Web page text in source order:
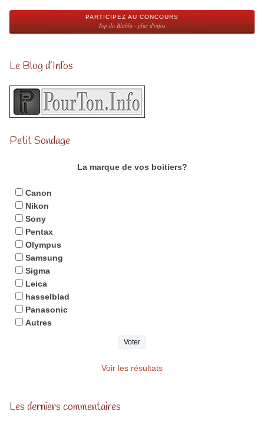
PARTICIPEZ AU CONCOURS
Top du Blabla - plus d'infos
Le Blog d’Infos
Petit Sondage
La marque de vos boitiers?
Canon
Nikon
Sony
Pentax
Olympus
Samsung
Sigma
Leica
hasselblad
Panasonic
Autres
Voir les résultats
Les derniers commentaires